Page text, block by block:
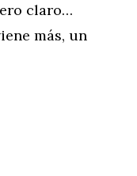
claro…
más, un